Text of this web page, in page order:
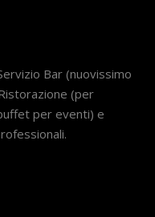
Bar (nuovissimo
(per
per eventi) e